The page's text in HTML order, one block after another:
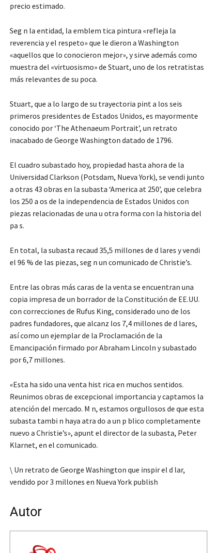
precio estimado.
Seg n la entidad, la emblem tica pintura «refleja la
reverencia y el respeto» que le dieron a Washington
«aquellos que lo conocieron mejor», y sirve además como
muestra del «virtuosismo» de Stuart, uno de los retratistas
más relevantes de su poca.
Stuart, que a lo largo de su trayectoria pint a los seis
primeros presidentes de Estados Unidos, es mayormente
conocido por ‘The Athenaeum Portrait’, un retrato
inacabado de George Washington datado de 1796.
El cuadro subastado hoy, propiedad hasta ahora de la
Universidad Clarkson (Potsdam, Nueva York), se vendi junto
a otras 43 obras en la subasta ‘America at 250’, que celebra
los 250 a os de la independencia de Estados Unidos con
piezas relacionadas de una u otra forma con la historia del
pa s.
En total, la subasta recaud 35,5 millones de d lares y vendi
el 96 % de las piezas, seg n un comunicado de Christie’s.
Entre las obras más caras de la venta se encuentran una
copia impresa de un borrador de la Constitución de EE.UU.
con correcciones de Rufus King, considerado uno de los
padres fundadores, que alcanz los 7,4 millones de d lares,
así como un ejemplar de la Proclamación de la
Emancipación firmado por Abraham Lincoln y subastado
por 6,7 millones.
«Esta ha sido una venta hist rica en muchos sentidos.
Reunimos obras de excepcional importancia y captamos la
atención del mercado. M n, estamos orgullosos de que esta
subasta tambi n haya atra do a un p blico completamente
nuevo a Christie’s», apunt el director de la subasta, Peter
Klarnet, en el comunicado.
\ Un retrato de George Washington que inspir el d lar,
vendido por 3 millones en Nueva York publish
Autor